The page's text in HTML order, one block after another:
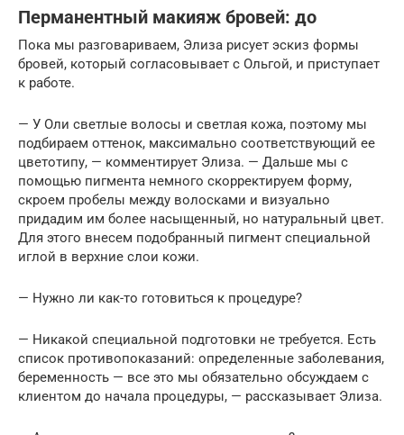
Перманентный макияж бровей: до
Пока мы разговариваем, Элиза рисует эскиз формы
бровей, который согласовывает с Ольгой, и приступает
к работе.
— У Оли светлые волосы и светлая кожа, поэтому мы
подбираем оттенок, максимально соответствующий ее
цветотипу, — комментирует Элиза. — Дальше мы с
помощью пигмента немного скорректируем форму,
скроем пробелы между волосками и визуально
придадим им более насыщенный, но натуральный цвет.
Для этого внесем подобранный пигмент специальной
иглой в верхние слои кожи.
— Нужно ли как-то готовиться к процедуре?
— Никакой специальной подготовки не требуется. Есть
список противопоказаний: определенные заболевания,
беременность — все это мы обязательно обсуждаем с
клиентом до начала процедуры, — рассказывает Элиза.